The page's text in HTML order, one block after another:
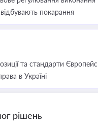
покарання
та стандарти
в Україні
рішень